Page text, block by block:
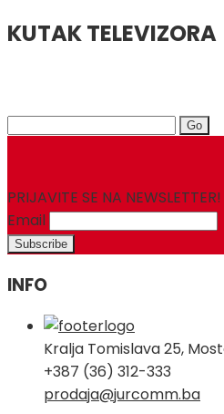
KUTAK TELEVIZORA
Search
PRIJAVITE SE NA NEWSLETTER!
Email
INFO
Kralja Tomislava 25,
+387 (36) 312-333
prodaja@jurcomm.ba